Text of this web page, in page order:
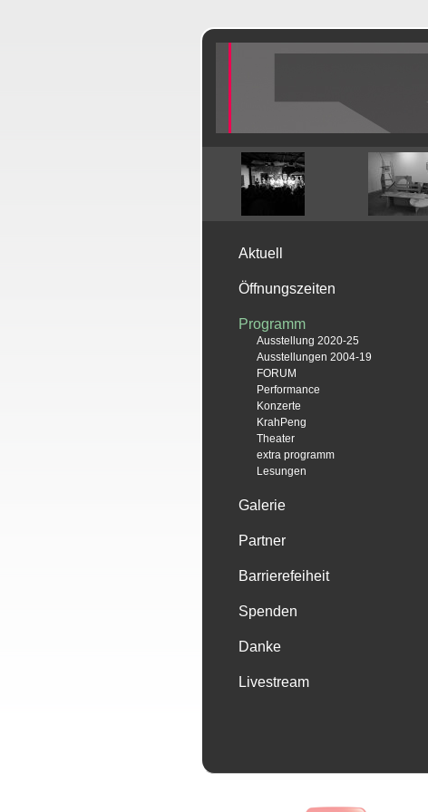
Aktuell
Öffnungszeiten
Programm
Ausstellung 2020-25
Ausstellungen 2004-19
FORUM
Performance
Konzerte
KrahPeng
Theater
extra programm
Lesungen
Galerie
Partner
Barrierefeiheit
Spenden
Danke
Livestream